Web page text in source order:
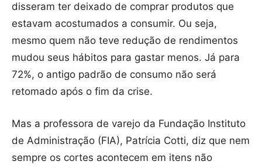
disseram ter deixado de comprar produtos que
estavam acostumados a consumir. Ou seja,
mesmo quem não teve redução de rendimentos
mudou seus hábitos para gastar menos. Já para
72%, o antigo padrão de consumo não será
retomado após o fim da crise.
Mas a professora de varejo da Fundação Instituto
de Administração (FIA), Patrícia Cotti, diz que nem
sempre os cortes acontecem em itens não